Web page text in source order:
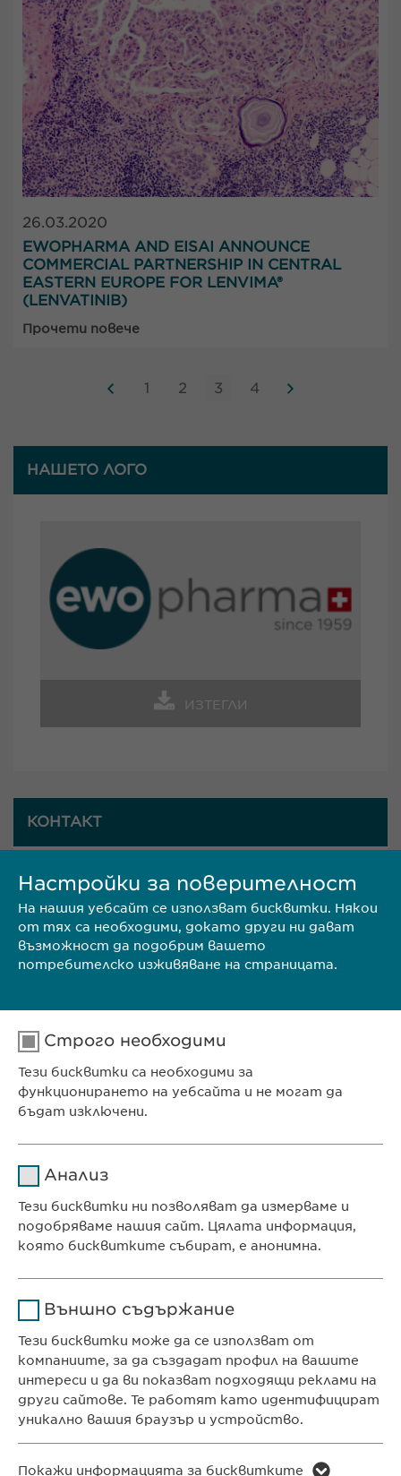
НАШЕТО ЛОГО
ИЗТЕГЛИ
КОНТАКТ
Ewopharma България
Адрес: гр. София 1618,
ул. Пирински проход 24
Телефон: (00359 2) 962 12 00;
E-mail:contact@ ewopharma.bg ;
info@ewopharma.bg
26.03.2020
EWOPHARMA AND EISAI ANNOUNCE
COMMERCIAL PARTNERSHIP IN CENTRAL
EASTERN EUROPE FOR LENVIMA®
(LENVATINIB)
Прочети повече
1 2 3 4
Ewopharma Ltd
ул. „8-ми декември“ № 13
КОНТАКТ
Телефон: +359 2 962 12 00
e-mail:info@ewopharma.bg
Настройки за поверителност
На нашия уебсайт се използват бисквитки. Някои
от тях са необходими, докато други ни дават
възможност да подобрим вашето
потребителско изживяване на страницата.
Строго необходими
Тези бисквитки са необходими за
функционирането на уебсайта и не могат да
бъдат изключени.
Продължителност 1 година
Цел
Съхранява състоянието
бисквитките на
потребителите.
Анализ
Тези бисквитки ни позволяват да измерваме и
подобряваме нашия сайт. Цялата информация,
която бисквитките събират, е анонимна.
Продължителност 1 day
Цел Generates statistical data.
Име vuid
Външно съдържание
Тези бисквитки може да се използват от
компаниите, за да създадат профил на вашите
интереси и да ви показват подходящи реклами на
други сайтове. Те работят като идентифицират
уникално вашия браузър и устройство.
Име LinkedIn
Покажи информацията за бисквитките